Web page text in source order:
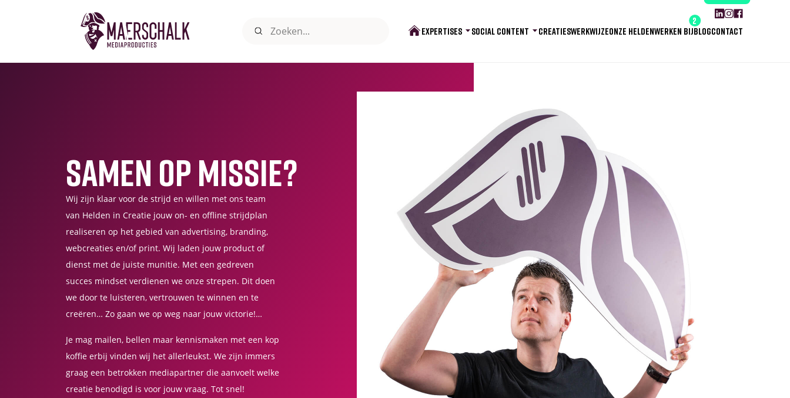
EXPERTISES
SOCIAL MEDIA
PRINT & SIGNING
SOCIAL CONTENT
SOCIALS & CREATIVES
ABONNEER DIRECT!
CREATIESWERKWIJZEONZE HELDENWERKEN BIJ
2
BLOGCONTACT
Samen op missie?
Wij zijn klaar voor de strijd en willen met ons team
van Helden in Creatie jouw on- en offline strijdplan
realiseren op het gebied van advertising, branding,
webcreaties en/of print. Wij laden jouw product of
dienst met de juiste munitie. Met een gedreven
succes mindset verdienen we onze strepen. Dit doen
we door te luisteren, vertrouwen te winnen en te
creëren… Zo gaan we op weg naar jouw victorie!…
Je mag mailen, bellen maar kennismaken met een kop
koffie erbij vinden wij het allerleukst. We zijn immers
graag een betrokken mediapartner die aanvoelt welke
creatie benodigd is voor jouw vraag. Tot snel!